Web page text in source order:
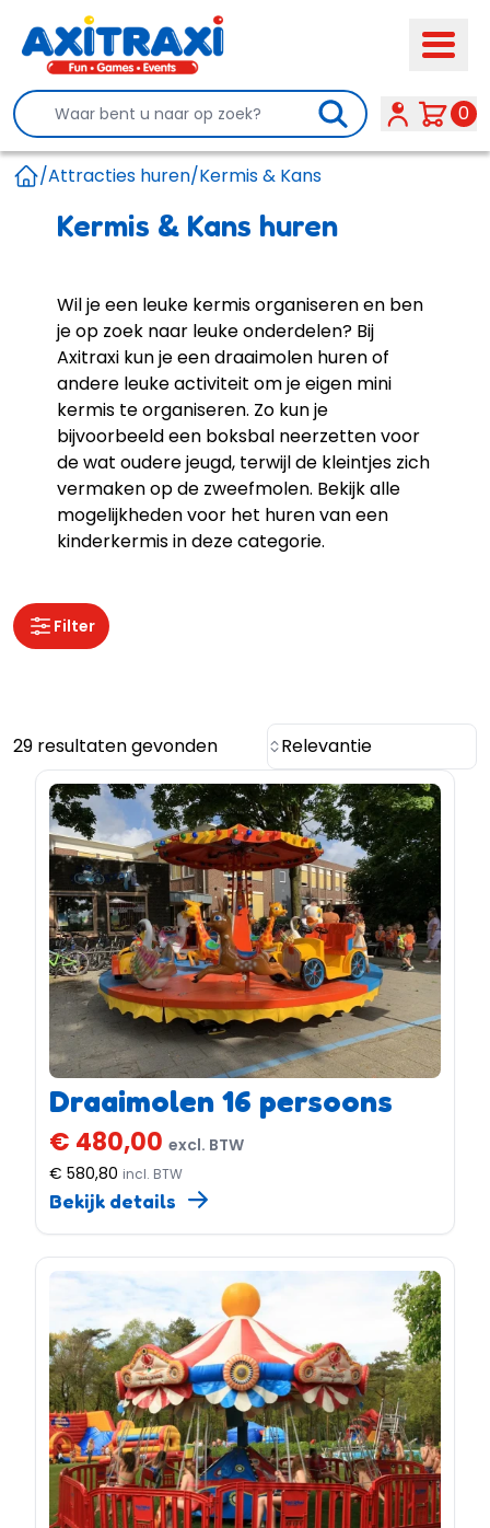
Search 0
/Attracties huren/Kermis & Kans
Kermis & Kans huren
Wil je een leuke kermis organiseren en ben
je op zoek naar leuke onderdelen? Bij
Axitraxi kun je eendraaimolen hurenof
andere leuke activiteit om je eigen mini
kermis te organiseren. Zo kun je
bijvoorbeeld een boksbal neerzetten voor
de wat oudere jeugd, terwijl de kleintjes zich
vermaken op de zweefmolen. Bekijk alle
mogelijkheden voor het huren van een
kinderkermis in deze categorie.
Filter
29 resultaten gevonden Relevantie
Draaimolen 16 persoons
€ 480,00 excl. BTW
€ 580,80 incl. BTW
Bekijk details